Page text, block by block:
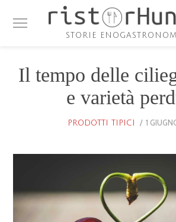
STORIE
Il tempo delle
e varietà
PRODOTTI TIPICI
POSTED
1